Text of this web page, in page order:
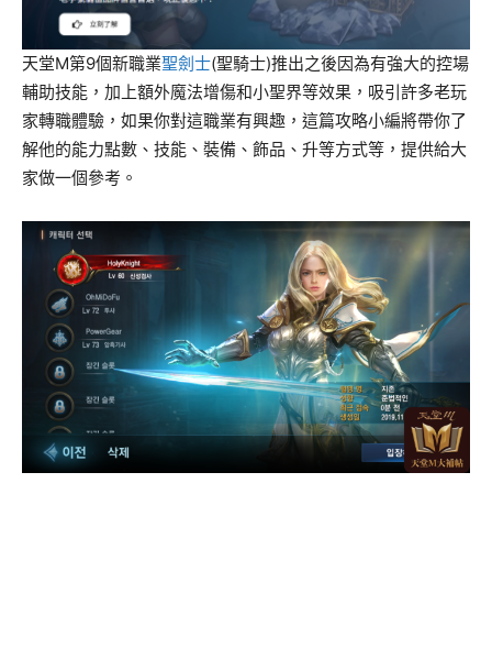
天堂M第9個新職業聖劍士(聖騎士)推出之後因為有強大的控場
輔助技能，加上額外魔法增傷和小聖界等效果，吸引許多老玩
家轉職體驗，如果你對這職業有興趣，這篇攻略小編將帶你了
解他的能力點數、技能、裝備、飾品、升等方式等，提供給大
家做一個參考。